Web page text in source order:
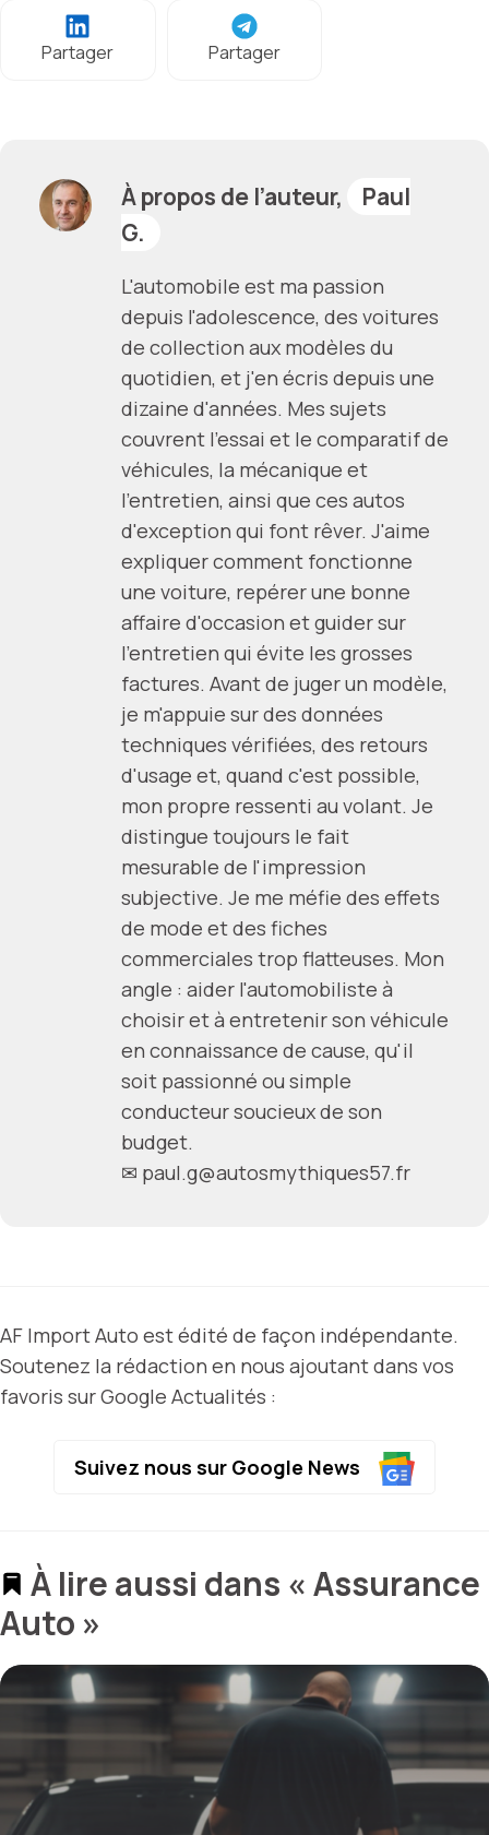
Partager Partager
À propos de l’auteur,
Paul
G.
L'automobile est ma passion
depuis l'adolescence, des voitures
de collection aux modèles du
quotidien, et j'en écris depuis une
dizaine d'années. Mes sujets
couvrent l'essai et le comparatif de
véhicules, la mécanique et
l'entretien, ainsi que ces autos
d'exception qui font rêver. J'aime
expliquer comment fonctionne
une voiture, repérer une bonne
affaire d'occasion et guider sur
l'entretien qui évite les grosses
factures. Avant de juger un modèle,
je m'appuie sur des données
techniques vérifiées, des retours
d'usage et, quand c'est possible,
mon propre ressenti au volant. Je
distingue toujours le fait
mesurable de l'impression
subjective. Je me méfie des effets
de mode et des fiches
commerciales trop flatteuses. Mon
angle : aider l'automobiliste à
choisir et à entretenir son véhicule
en connaissance de cause, qu'il
soit passionné ou simple
conducteur soucieux de son
budget.
✉ paul.g@autosmythiques57.fr
AF Import Auto est édité de façon indépendante.
Soutenez la rédaction en nous ajoutant dans vos
favoris sur Google Actualités :
Suivez nous sur Google News
À lire aussi dans « Assurance
Auto »